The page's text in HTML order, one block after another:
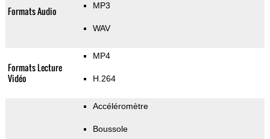
Formats Audio MP3
WAV
Formats Lecture
Vidéo
MP4
H.264
Accéléromètre
Boussole